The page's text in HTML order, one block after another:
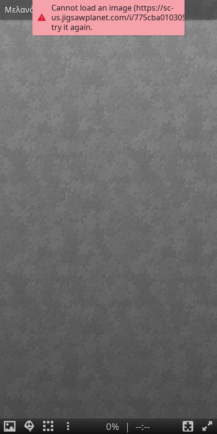
Cannot load an image (https://sc-
us.jigsawplanet.com/i/
try it again.
Μελανόμορφη λήκυθος με σκηνή συμποσίου
0% | --:--